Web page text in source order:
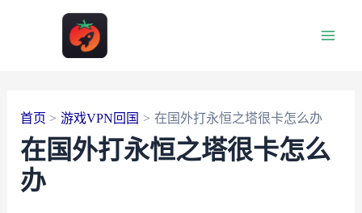
首页 游戏VPN回国 在国外打永恒之塔很卡怎么办
在国外打永恒之塔很卡怎么
办